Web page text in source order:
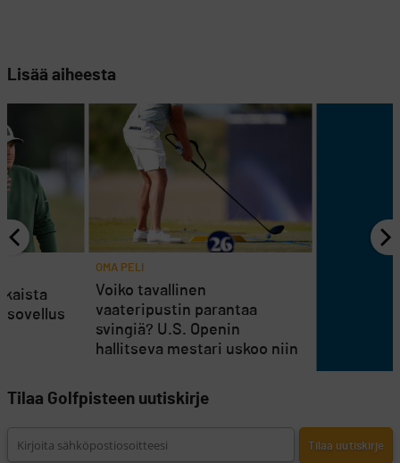
Lisää aiheesta
OMA PELI
Voiko tavallinen
vaateripustin parantaa
svingiä? U.S. Openin
hallitseva mestari uskoo niin
Tilaa Golfpisteen uutiskirje